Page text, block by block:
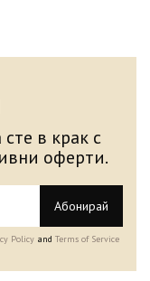
в крак с
оферти.
Абонирай
Policy and Terms of Service